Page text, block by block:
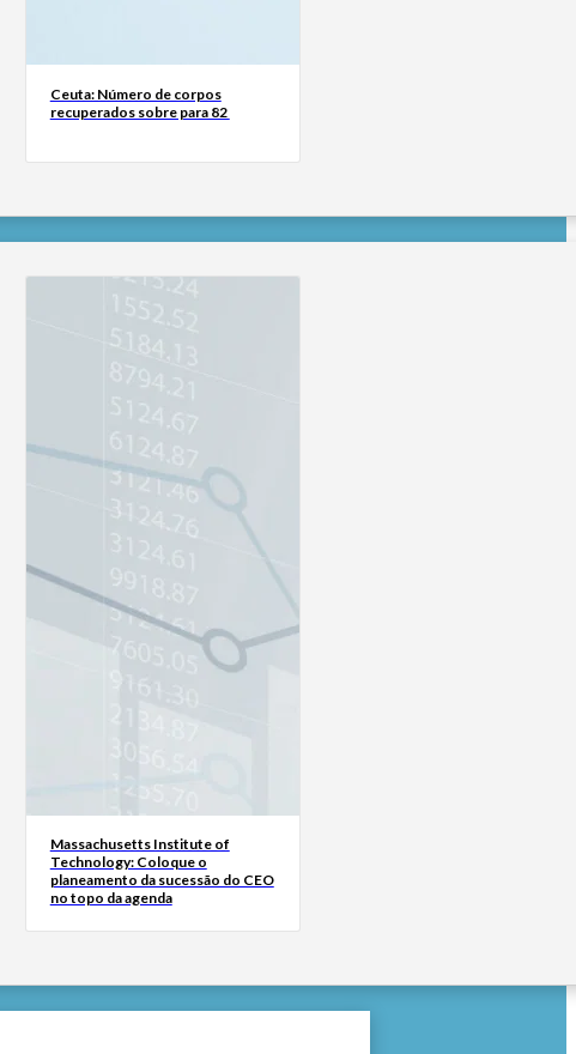
Ceuta: Número de corpos
recuperados sobre para 82
Massachusetts Institute of
Technology: Coloque o
planeamento da sucessão do CEO
no topo da agenda